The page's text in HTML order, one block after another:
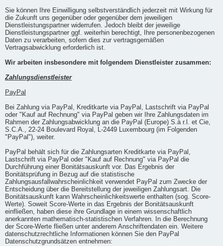
Sie können Ihre Einwilligung selbstverständlich jederzeit mit Wirkung für
die Zukunft uns gegenüber oder gegenüber dem jeweiligen
Dienstleistungspartner widerrufen. Jedoch bleibt der jeweilige
Dienstleistungspartner ggf. weiterhin berechtigt, Ihre personenbezogenen
Daten zu verarbeiten, sofern dies zur vertragsgemäßen
Vertragsabwicklung erforderlich ist.
Wir arbeiten insbesondere mit folgendem Dienstleister zusammen:
Zahlungsdienstleister
PayPal
Bei Zahlung via PayPal, Kreditkarte via PayPal, Lastschrift via PayPal
oder "Kauf auf Rechnung" via PayPal geben wir Ihre Zahlungsdaten im
Rahmen der Zahlungsabwicklung an die PayPal (Europe) S.à r.l. et Cie,
S.C.A., 22-24 Boulevard Royal, L-2449 Luxembourg (im Folgenden
"PayPal"), weiter.
PayPal behält sich für die Zahlungsarten Kreditkarte via PayPal,
Lastschrift via PayPal oder "Kauf auf Rechnung" via PayPal die
Durchführung einer Bonitätsauskunft vor. Das Ergebnis der
Bonitätsprüfung in Bezug auf die statistische
Zahlungsausfallwahrscheinlichkeit verwendet PayPal zum Zwecke der
Entscheidung über die Bereitstellung der jeweiligen Zahlungsart. Die
Bonitätsauskunft kann Wahrscheinlichkeitswerte enthalten (sog. Score-
Werte). Soweit Score-Werte in das Ergebnis der Bonitätsauskunft
einfließen, haben diese ihre Grundlage in einem wissenschaftlich
anerkannten mathematisch-statistischen Verfahren. In die Berechnung
der Score-Werte fließen unter anderem Anschriftendaten ein. Weitere
datenschutzrechtliche Informationen können Sie den PayPal
Datenschutzgrundsätzen entnehmen: